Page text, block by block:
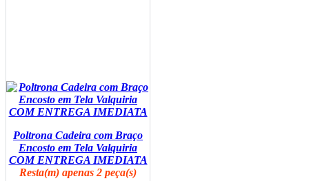
Poltrona Cadeira com Braço
Encosto em Tela Valquiria
COM ENTREGA IMEDIATA
Resta(m) apenas 2 peça(s)